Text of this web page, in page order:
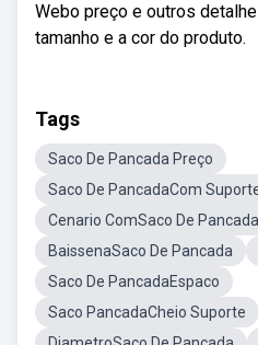
Webo preço e outros
tamanho e a cor do produto.
Tags
Saco De Pancada Preço
Saco De PancadaCom
Cenario ComSaco De Pancada
BaissenaSaco De Pancada
Saco De PancadaEspaco
Saco PancadaCheio Suporte